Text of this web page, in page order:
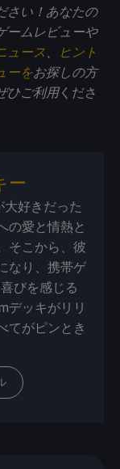
さい！あなたの
ームレビューや
ュース
ヒント
ーをお探しの方
ひご利用くださ
ー
好きだった
の愛と情熱と
そこから、彼
なり、携帯ゲ
びを感じる
デッキがリリ
てがピンとき